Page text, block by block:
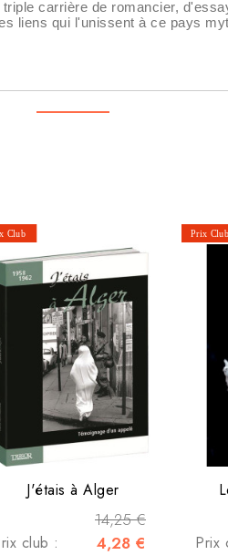
carrière de romancier,
liens qui l'unissent à ce pays
J'étais à Alger
14,25 €
club : 4,28 € Prix